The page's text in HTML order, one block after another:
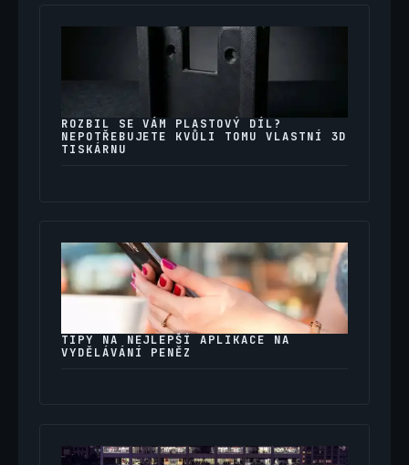
ROZBIL SE VÁM PLASTOVÝ DÍL?
NEPOTŘEBUJETE KVŮLI TOMU VLASTNÍ 3D
TISKÁRNU
TIPY NA NEJLEPŠÍ APLIKACE NA
VYDĚLÁVÁNÍ PENĚZ